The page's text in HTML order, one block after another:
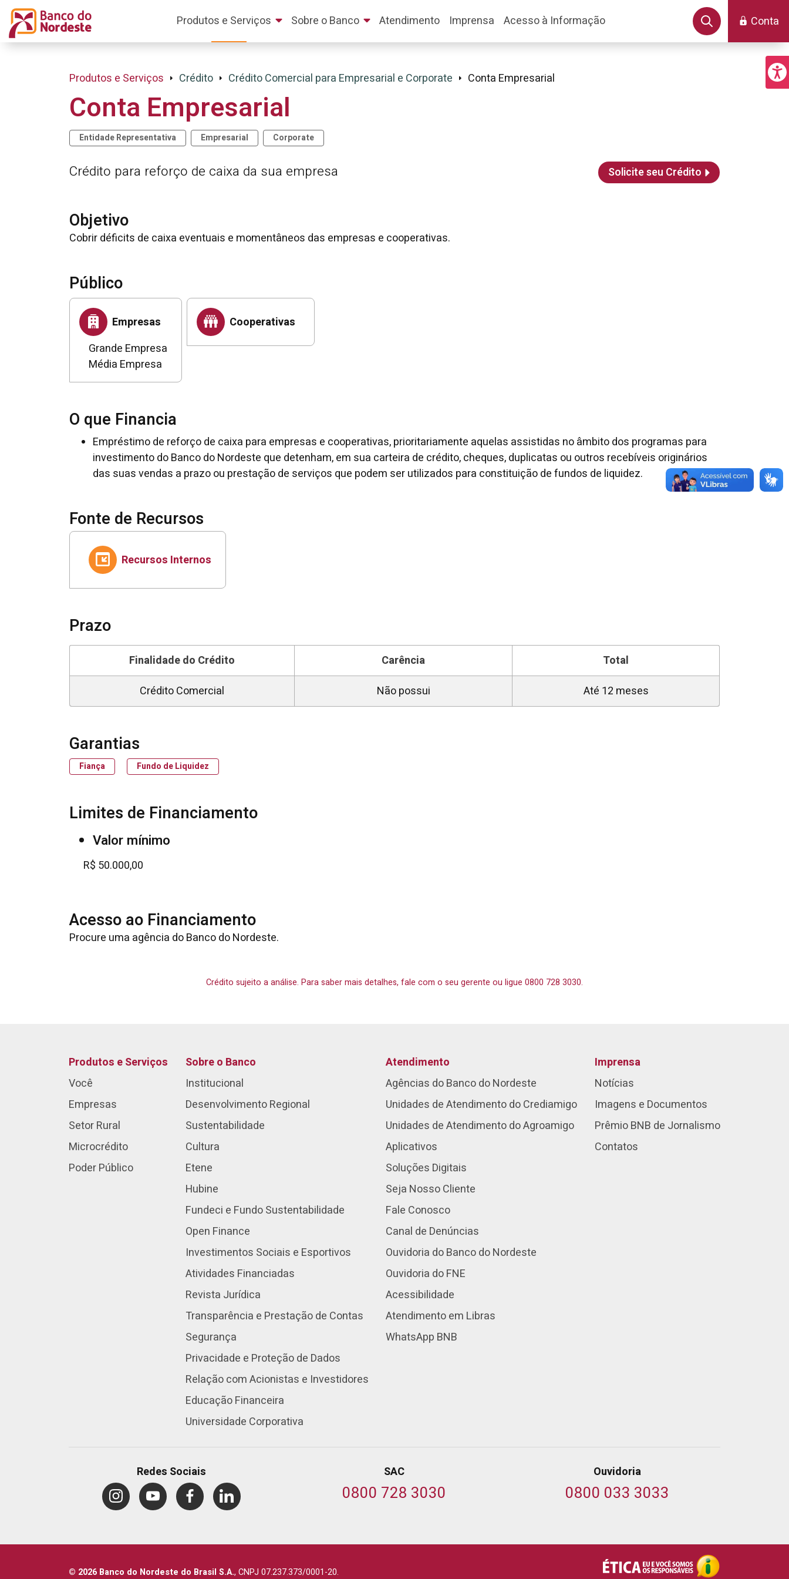
Conta
Produtos e Serviços Sobre o Banco Atendimento Imprensa Acesso à Informação
Produtos e Serviços Crédito Crédito Comercial para Empresarial e Corporate Conta Empresarial
Conta Empresarial
Entidade Representativa Empresarial Corporate
Crédito para reforço de caixa da sua empresa Solicite seu Crédito
Objetivo
Cobrir déficits de caixa eventuais e momentâneos das empresas e cooperativas.
Público
Empresas
Grande Empresa
Média Empresa
Cooperativas
O que Financia
Empréstimo de reforço de caixa para empresas e cooperativas, prioritariamente aquelas assistidas no âmbito dos programas para
investimento do Banco do Nordeste que detenham, em sua carteira de crédito, cheques, duplicatas ou outros recebíveis originários
das suas vendas a prazo ou prestação de serviços que podem ser utilizados para constituição de fundos de liquidez.
Fonte de Recursos
Recursos Internos
Prazo
Finalidade do Crédito Carência
Total
Crédito Comercial
Não possui Até 12 meses
Garantias
Fiança Fundo de Liquidez
Limites de Financiamento
Valor mínimo
R$ 50.000,00
Acesso ao Financiamento
Procure uma agência do Banco do Nordeste.
Crédito sujeito a análise. Para saber mais detalhes, fale com o seu gerente ou ligue 0800 728 3030.
Produtos e Serviços
Você
Empresas
Setor Rural
Microcrédito
Poder Público
Sobre o Banco
Institucional
Desenvolvimento Regional
Sustentabilidade
Cultura
Etene
Hubine
Fundeci e Fundo Sustentabilidade
Open Finance
Investimentos Sociais e Esportivos
Atividades Financiadas
Revista Jurídica
Transparência e Prestação de Contas
Segurança
Privacidade e Proteção de Dados
Relação com Acionistas e Investidores
Educação Financeira
Universidade Corporativa
Atendimento
Agências do Banco do Nordeste
Unidades de Atendimento do Crediamigo
Unidades de Atendimento do Agroamigo
Aplicativos
Soluções Digitais
Seja Nosso Cliente
Fale Conosco
Canal de Denúncias
Ouvidoria do Banco do Nordeste
Ouvidoria do FNE
Acessibilidade
Atendimento em Libras
WhatsApp BNB
Imprensa
Notícias
Imagens e Documentos
Prêmio BNB de Jornalismo
Contatos
Redes Sociais SAC
0800 728 3030
Ouvidoria
0800 033 3033
© 2026 Banco do Nordeste do Brasil S.A., CNPJ 07.237.373/0001-20.